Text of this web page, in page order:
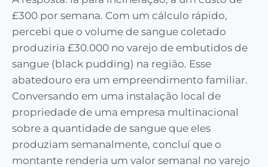
£300 por semana. Com um cálculo rápido,
percebi que o volume de sangue coletado
produziria £30.000 no varejo de embutidos de
sangue (black pudding) na região. Esse
abatedouro era um empreendimento familiar.
Conversando em uma instalação local de
propriedade de uma empresa multinacional
sobre a quantidade de sangue que eles
produziam semanalmente, concluí que o
montante renderia um valor semanal no varejo